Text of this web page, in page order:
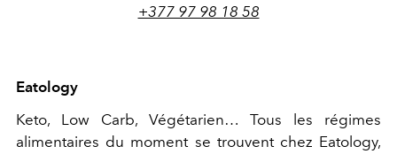
+377 97 98 18 58
Eatology
Keto, Low Carb, Végétarien… Tous les régimes
alimentaires du moment se trouvent chez Eatology,